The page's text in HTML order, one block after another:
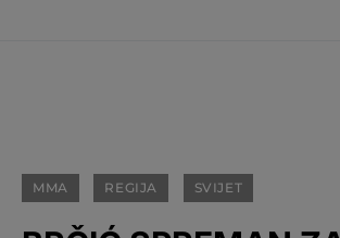
MMA REGIJA SVIJET